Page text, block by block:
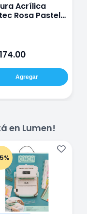
Acrílica
Rosa Pastel
Agregar
en Lumen!